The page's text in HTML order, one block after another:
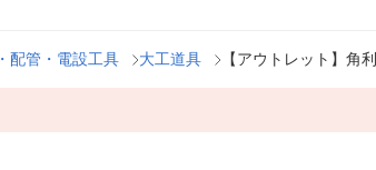
配管・電設工具 大工道具 【アウトレット】角